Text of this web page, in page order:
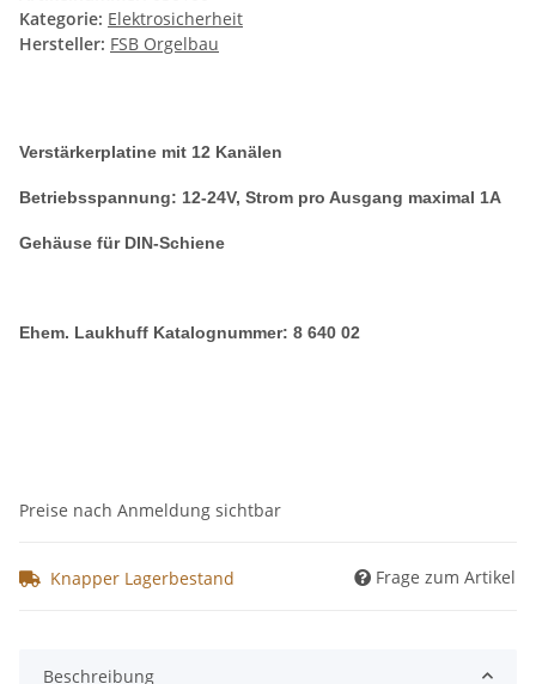
Kategorie: Elektrosicherheit
Hersteller: FSB Orgelbau
Verstärkerplatine mit 12 Kanälen
Betriebsspannung: 12-24V, Strom pro Ausgang maximal 1A
Gehäuse für DIN-Schiene
Ehem. Laukhuff Katalognummer: 8 640 02
Preise nach Anmeldung sichtbar
Knapper Lagerbestand Frage zum Artikel
Beschreibung